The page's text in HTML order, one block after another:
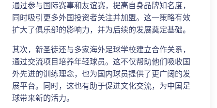
通过参与国际赛事和友谊赛，提高自身品牌知名度，
同时吸引更多外国投资者关注并加盟。这一策略有效
扩大了俱乐部的影响力，并为后续的发展奠定基础。
其次，新圣徒还与多家海外足球学校建立合作关系，
通过交流项目培养年轻球员。这不仅帮助他们吸收国
外先进的训练理念，也为国内球员提供了更广阔的发
展平台。同时，这也有助于促进文化交流，为中国足
球带来新的活力。